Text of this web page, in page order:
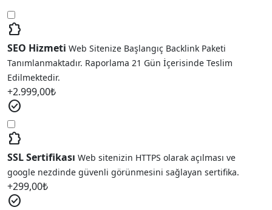
extension
SEO Hizmeti Web Sitenize Başlangıç Backlink Paketi
Tanımlanmaktadır. Raporlama 21 Gün İçerisinde Teslim
Edilmektedir.
+2.999,00₺
check_circle
extension
SSL Sertifikası Web sitenizin HTTPS olarak açılması ve
google nezdinde güvenli görünmesini sağlayan sertifika.
+299,00₺
check_circle